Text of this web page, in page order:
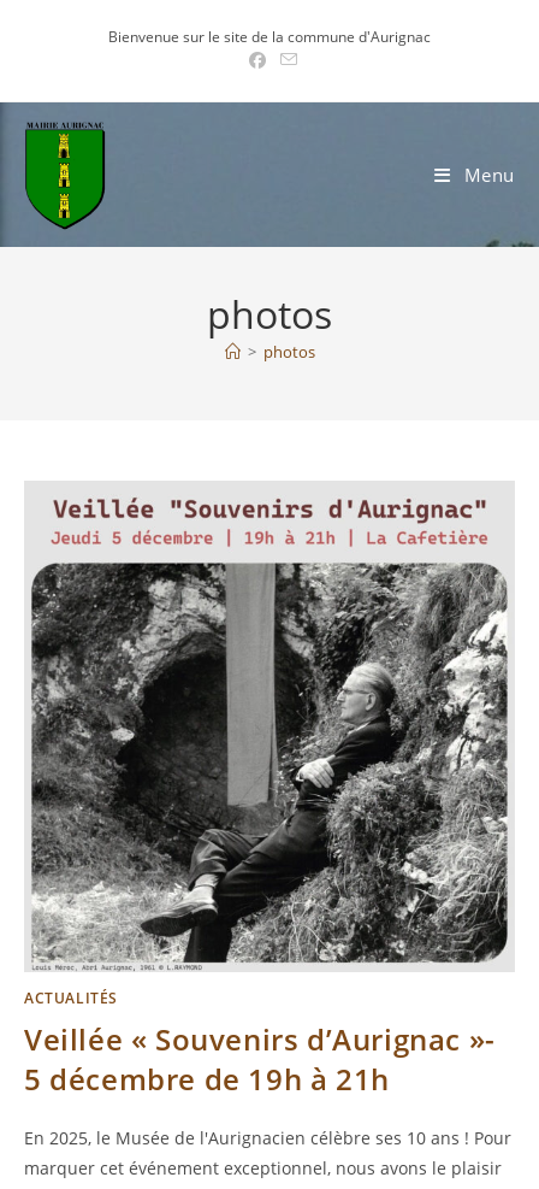
Bienvenue sur le site de la commune d'Aurignac
Menu
photos
> photos
ACTUALITÉS
Veillée « Souvenirs d’Aurignac »-
5 décembre de 19h à 21h
En 2025, le Musée de l'Aurignacien célèbre ses 10 ans ! Pour
marquer cet événement exceptionnel, nous avons le plaisir